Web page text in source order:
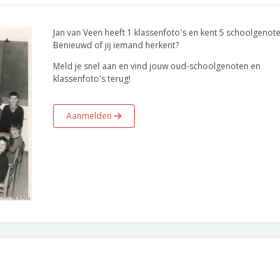
Jan van Veen heeft 1 klassenfoto's en kent 5
Benieuwd of jij iemand herkent?
Meld je snel aan en vind jouw oud-schoolgenoten en
klassenfoto's terug!
Aanmelden